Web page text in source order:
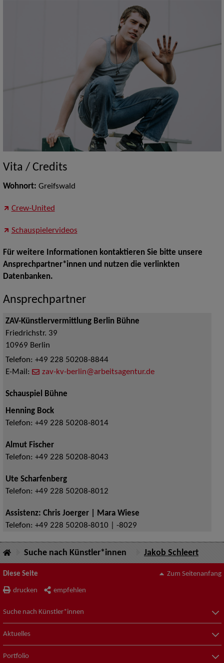
Vita / Credits
Wohnort: Greifswald
Crew-United
Schauspielervideos
Für weitere Informationen kontaktieren Sie bitte unsere
Ansprechpartner*innen und nutzen die verlinkten
Datenbanken.
Ansprechpartner
ZAV-Künstlervermittlung Berlin Bühne
Friedrichstr. 39
10969 Berlin
Telefon: +49 228 50208-8844
E-Mail:
zav-kv-berlin@arbeitsagentur.de
Schauspiel Bühne
Henning Bock
Telefon: +49 228 50208-8014
Almut Fischer
Telefon: +49 228 50208-8043
Ute Scharfenberg
Telefon: +49 228 50208-8012
Assistenz: Chris Joerger | Mara Wiese
Telefon: +49 228 50208-8010 | -8029
Suche nach Künstler*innen Jakob Schleert
Diese Seite
drucken empfehlen
Zum Seitenanfang
Suche nach Künstler*innen
Aktuelles
Portfolio